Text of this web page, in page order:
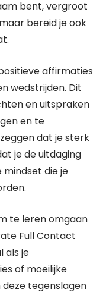
bent, vergroot
bereid je ook
affirmaties
wedstrijden. Dit
en uitspraken
en te
dat je sterk
je de uitdaging
die je
te leren omgaan
Full Contact
als je
of moeilijke
tegenslagen